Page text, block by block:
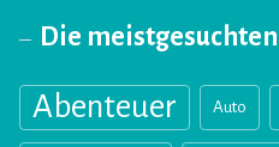
Die
Abenteuer Auto